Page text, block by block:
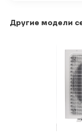
Другие модели